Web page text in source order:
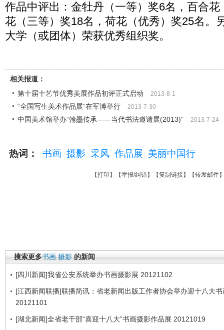
作品中评出：金牡丹（一等）奖6名，百合
花（三等）奖18名，荷花（优秀）奖25名。
大学（或团体）荣获优秀组织奖。
相关报道：
第十届十艺节优秀美展作品初评正式启动
2013-8-1
“全国写生美术作品展”在军博举行 2013-7-30
中国美术馆举办“翰墨传承——当代书法邀请展(2013)” 2013-7-24
热词： 书画 摄影 采风 作品展 美丽中国行
【打印 】【举报/纠错】【复制链接】【转发邮件
搜索更多书画 摄影 的新闻
[四川新闻]我省公安系统举办书画摄影展 20121102
[江西新闻联播]联播简讯：省老新闻出版工作者协会举办迎十八大
20121101
[湖北新闻]全省老干部“喜迎十八大”书画摄影作品展 20121019